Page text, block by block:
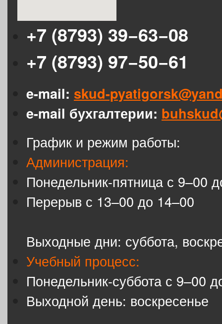
+7 (8793) 39−63−08
+7 (8793) 97−50−61
e-mail: skud-
e-mail бухгалтерии:
График и режим работы:
Администрация:
Понедельник-пятница с 9–00
Перерыв с 13–00 до 14–00
Выходные дни: суббота,
Учебный процесс:
Понедельник-суббота с 9–00
Выходной день: воскресенье